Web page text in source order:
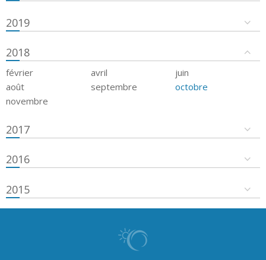
2019
2018
février avril
juin
août
septembre
octobre
novembre
2017
2016
2015